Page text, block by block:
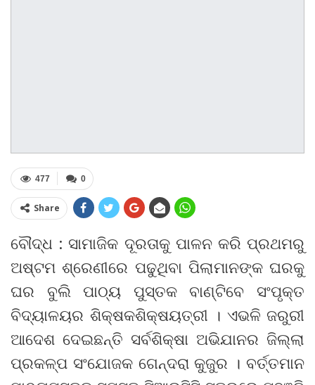
0
477
Share
ବୌଦ୍ଧ : ସାମାଜିକ ଦୂରତାକୁ ପାଳନ କରି ପ୍ରଥମରୁ
ଅଷ୍ଟମ ଶ୍ରେଣୀରେ ପଢୁଥିବା ପିଲାମାନଙ୍କ ଘରକୁ
ଘର ବୁଲି ପାଠ୍ୟ ପୁସ୍ତକ ବାଣ୍ଟିବେ ସଂପୃକ୍ତ
ବିଦ୍ୟାଳୟର ଶିକ୍ଷକଶିକ୍ଷୟତ୍ରୀ । ଏଭଳି ଜରୁରୀ
ଆଦେଶ ଦେଇଛନ୍ତି ସର୍ବଶିକ୍ଷା ଅଭିଯାନର ଜିଲ୍ଲା
ପ୍ରକଳ୍ପ ସଂଯୋଜକ ଗେନ୍ଦରା କୁଜୁର । ବର୍ତ୍ତମାନ